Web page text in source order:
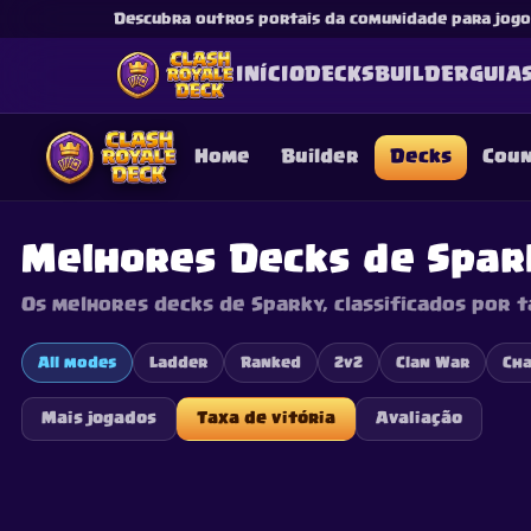
Descubra outros portais da comunidade para
INÍCIODECKSBUILDER
Home Builder Decks
Melhores Decks de
Os melhores decks de Sparky, classificados por
All modes Ladder Ranked 2v2 Clan War
Mais jogados Taxa de vitória Avaliação
This content is not